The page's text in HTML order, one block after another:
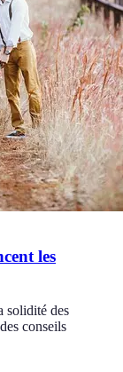
les
solidité des
conseils